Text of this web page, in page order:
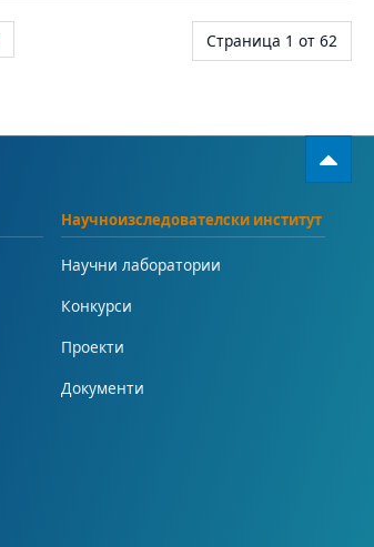
Страница 1 от 62
Научноизследователски институт
Научни лаборатории
Конкурси
Проекти
Документи